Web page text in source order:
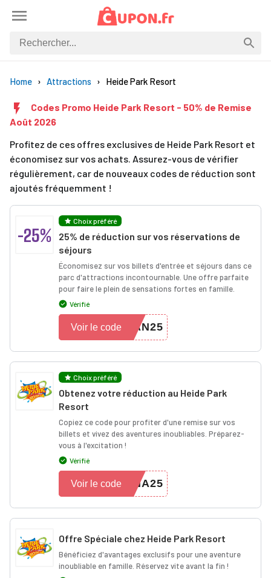
Home Attractions Heide Park Resort
Codes Promo Heide Park Resort - 50% de Remise
Août 2026
Profitez de ces offres exclusives de Heide Park Resort et
économisez sur vos achats. Assurez-vous de vérifier
régulièrement, car de nouveaux codes de réduction sont
ajoutés fréquemment !
-25%
Choix préféré
25% de réduction sur vos réservations de
séjours
Économisez sur vos billets d'entrée et séjours dans ce
parc d'attractions incontournable. Une offre parfaite
pour faire le plein de sensations fortes en famille.
Vérifié
AN25
Voir le code
Choix préféré
Obtenez votre réduction au Heide Park
Resort
Copiez ce code pour profiter d'une remise sur vos
billets et vivez des aventures inoubliables. Préparez-
vous à l'excitation !
Vérifié
NA25
Voir le code
Offre Spéciale chez Heide Park Resort
Bénéficiez d'avantages exclusifs pour une aventure
inoubliable en famille. Réservez vite avant la fin !